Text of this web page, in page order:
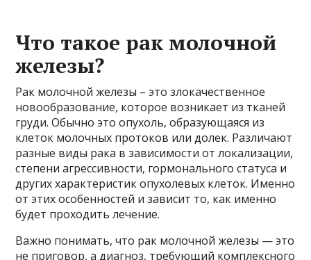
Что такое рак молочной
железы?
Рак молочной железы – это злокачественное
новообразование, которое возникает из тканей
груди. Обычно это опухоль, образующаяся из
клеток молочных протоков или долек. Различают
разные виды рака в зависимости от локализации,
степени агрессивности, гормонального статуса и
других характеристик опухолевых клеток. Именно
от этих особенностей и зависит то, как именно
будет проходить лечение.
Важно понимать, что рак молочной железы — это
не приговор, а диагноз, требующий комплексного